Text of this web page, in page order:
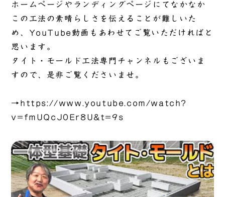
ホームページやランディングページにてなかなか
この工法の素晴らしさを伝えることが難しいた
め、YouTube動画もあわせてご覧いただければと
思います。
タイト・モールド工法専門チャンネルもございま
すので、是非ご覧くださいませ。
→ https://www.youtube.com/watch?
v=fmUQcJ0Er8U&t=9s